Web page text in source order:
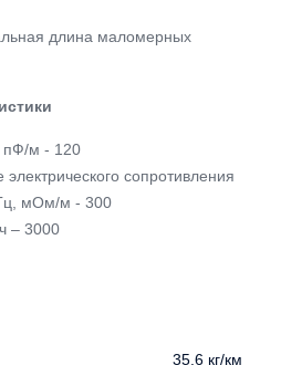
длина маломерных
пФ/м - 120
сопротивления
мОм/м - 300
– 3000
35.6 кг/км